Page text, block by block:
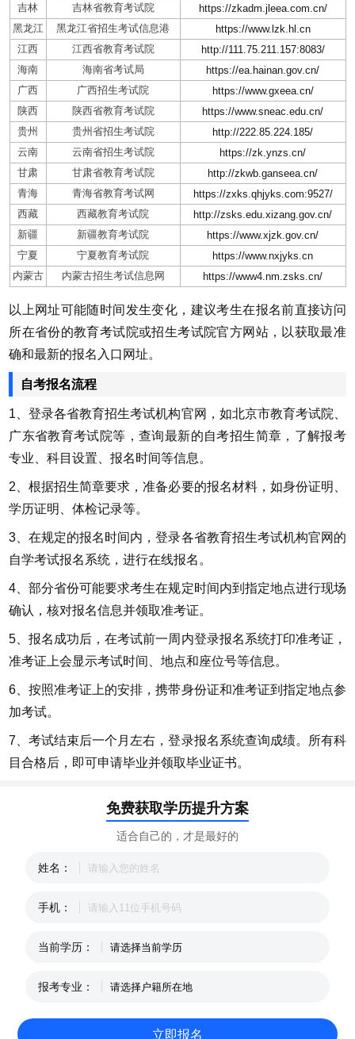
吉林
吉林省教育考试院
https://zkadm.jleea.com.cn/
黑龙江
黑龙江省招生考试信息港
https://www.lzk.hl.cn
江西
江西省教育考试院
http://111.75.211.157:8083/
海南
海南省考试局
https://ea.hainan.gov.cn/
广西
广西招生考试院
https://www.gxeea.cn/
陕西
陕西省教育考试院
https://www.sneac.edu.cn/
贵州
贵州省招生考试院
http://222.85.224.185/
云南
云南省招生考试院
https://zk.ynzs.cn/
甘肃
甘肃省教育考试院
http://zkwb.ganseea.cn/
青海
青海省教育考试网
https://zxks.qhjyks.com:9527/
西藏
西藏教育考试院
http://zsks.edu.xizang.gov.cn/
新疆
新疆教育考试院
https://www.xjzk.gov.cn/
宁夏
宁夏教育考试院
https://www.nxjyks.cn
内蒙古
内蒙古招生考试信息网 https://www4.nm.zsks.cn/
以上网址可能随时间发生变化，建议考生在报名前直接访问
所在省份的教育考试院或招生考试院官方网站，以获取最准
确和最新的报名入口网址。
自考报名流程
1、登录各省教育招生考试机构官网，如北京市教育考试院、
广东省教育考试院等，查询最新的自考招生简章，了解报考
专业、科目设置、报名时间等信息。
2、根据招生简章要求，准备必要的报名材料，如身份证明、
学历证明、体检记录等。
3、在规定的报名时间内，登录各省教育招生考试机构官网的
自学考试报名系统，进行在线报名。
4、部分省份可能要求考生在规定时间内到指定地点进行现场
确认，核对报名信息并领取准考证。
5、报名成功后，在考试前一周内登录报名系统打印准考证，
准考证上会显示考试时间、地点和座位号等信息。
6、按照准考证上的安排，携带身份证和准考证到指定地点参
加考试。
7、考试结束后一个月左右，登录报名系统查询成绩。所有科
目合格后，即可申请毕业并领取毕业证书。
免费获取学历提升方案
适合自己的，才是最好的
姓名：
手机：
当前学历：
报考专业：